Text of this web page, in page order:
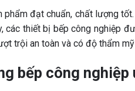
phẩm đạt chuẩn, chất lượng
các thiết bị bếp công nghiệp
trội an toàn và có độ thẩm
bếp công nghiệp